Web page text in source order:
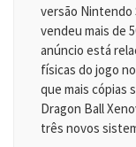
versão Nintendo
vendeu mais de
anúncio está
físicas do jogo
que mais cópias
Dragon Ball
três novos